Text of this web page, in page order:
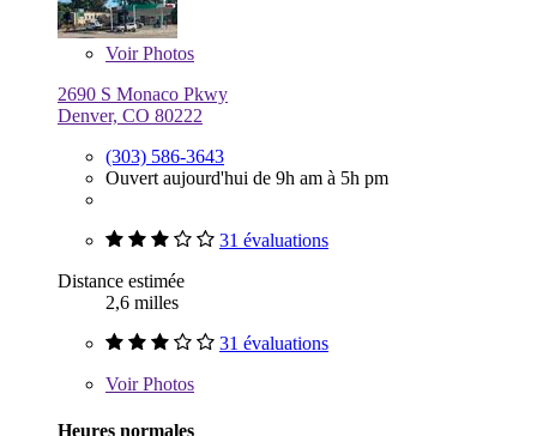
VoirPhotos
2690 S Monaco Pkwy
Denver, CO 80222
(303) 586-3643
Ouvert aujourd'hui de 9h am à 5h pm
31 évaluations
Distance estimée
2,6 milles
31 évaluations
VoirPhotos
Heures normales